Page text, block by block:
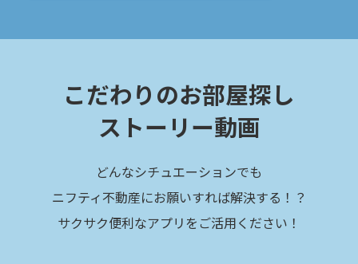
こだわりのお部屋探し
ストーリー動画
どんなシチュエーションでも
ニフティ不動産にお願いすれば解決する！？
サクサク便利なアプリをご活用ください！